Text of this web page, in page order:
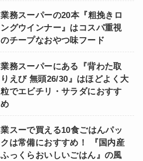
業務スーパーの20本『粗挽きロ
ングウインナー』はコスパ重視
のチープなおやつ味フード
業務スーパーにある『背わた取
りえび 無頭26/30』はほどよく大
粒でエビチリ・サラダにおすす
め
業スーで買える10食ごはんパッ
クは常備におすすめ！ 『国内産
ふっくらおいしいごはん』の風